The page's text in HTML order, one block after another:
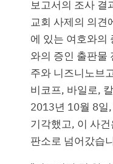
보고서의 조사 결
교회 사제의 의견
에 있는 여호와의
와의 증인 출판물
주와 니즈니노브
비코프, 바일로,
2013년 10월 8일
기각했고, 이 사
판소로 넘어갔습